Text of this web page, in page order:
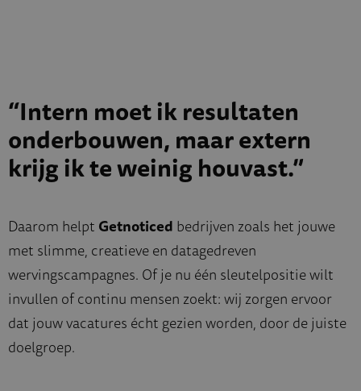
“Intern moet ik resultaten
onderbouwen, maar extern
krijg ik te weinig houvast.”
Daarom helpt Getnoticed bedrijven zoals het jouwe
met slimme, creatieve en datagedreven
wervingscampagnes. Of je nu één sleutelpositie wilt
invullen of continu mensen zoekt: wij zorgen ervoor
dat jouw vacatures écht gezien worden, door de juiste
doelgroep.